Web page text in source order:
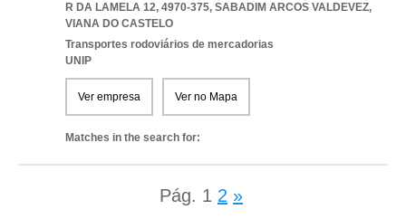
R DA LAMELA 12, 4970-375, SABADIM ARCOS VALDEVEZ,
VIANA DO CASTELO
Transportes rodoviários de mercadorias
UNIP
Ver empresa Ver no Mapa
Matches in the search for:
Pág. 1 2 »